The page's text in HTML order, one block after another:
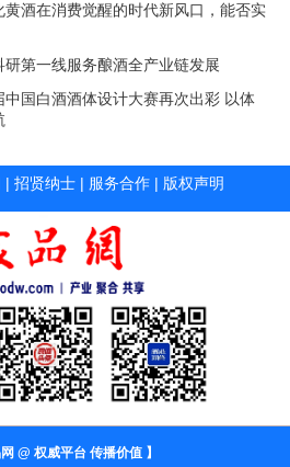
酒在消费觉醒的时代新风口，能否实
第一线服务酿酒全产业链发展
国白酒酒体设计大赛再次出彩 以体
| 招贤纳士 | 服务合作 | 版权声明
@ 权威平台 传播价值 】